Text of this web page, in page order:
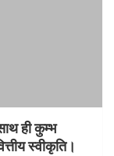
ही कुम्भ
स्वीकृति।